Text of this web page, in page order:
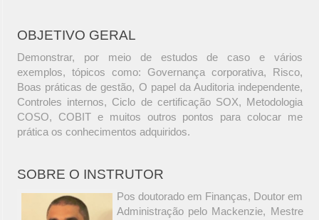
OBJETIVO GERAL
Demonstrar, por meio de estudos de caso e vários
exemplos, tópicos como: Governança corporativa, Risco,
Boas práticas de gestão, O papel da Auditoria independente,
Controles internos, Ciclo de certificação SOX, Metodologia
COSO, COBIT e muitos outros pontos para colocar me
prática os conhecimentos adquiridos.
SOBRE O INSTRUTOR
Pos doutorado em Finanças, Doutor em
Administração pelo Mackenzie, Mestre